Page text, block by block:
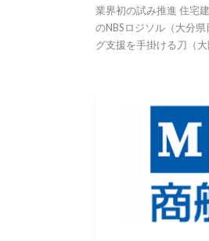
業界初の試み推進 住宅
のNBSロジソル（大分
グ支援を手掛ける刀（